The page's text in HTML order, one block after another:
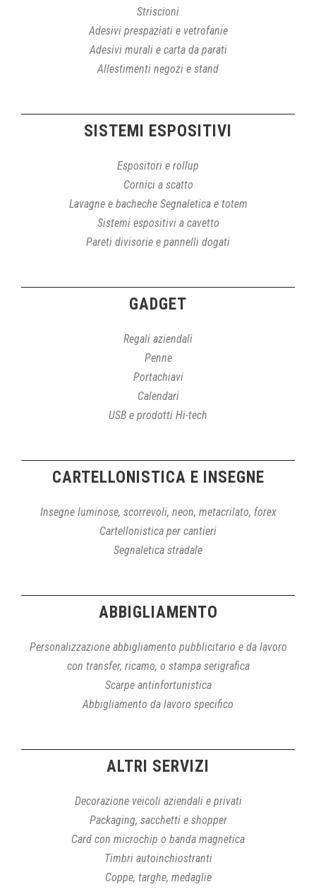
Striscioni
Adesivi prespaziati e vetrofanie
Adesivi murali e carta da parati
Allestimenti negozi e stand
SISTEMI ESPOSITIVI
Espositori e rollup
Cornici a scatto
Lavagne e bacheche Segnaletica e totem
Sistemi espositivi a cavetto
Pareti divisorie e pannelli dogati
GADGET
Regali aziendali
Penne
Portachiavi
Calendari
USB e prodotti Hi-tech
CARTELLONISTICA E INSEGNE
Insegne luminose, scorrevoli, neon, metacrilato, forex
Cartellonistica per cantieri
Segnaletica stradale
ABBIGLIAMENTO
Personalizzazione abbigliamento pubblicitario e da lavoro
con transfer, ricamo, o stampa serigrafica
Scarpe antinfortunistica
Abbigliamento da lavoro specifico
ALTRI SERVIZI
Decorazione veicoli aziendali e privati
Packaging, sacchetti e shopper
Card con microchip o banda magnetica
Timbri autoinchiostranti
Coppe, targhe, medaglie